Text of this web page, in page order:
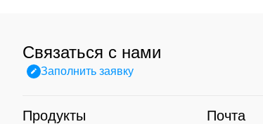
Связаться с нами
Заполнить заявку
Продукты Почта